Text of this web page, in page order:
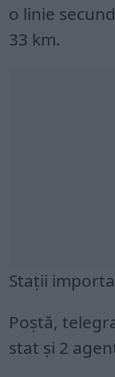
o linie
33 km.
Stații
Poștă,
stat și 2